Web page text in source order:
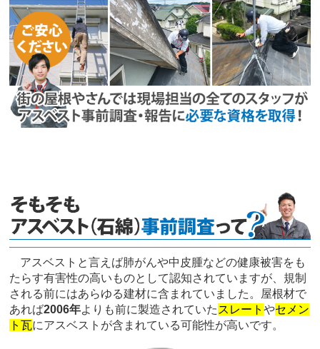
アスベストと言えば肺がんや中皮腫などの健康被害をも
たらす有害性の高いものとして認知されていますが、規制
される前にはあらゆる建材に含まれていました。屋根材で
あれば2006年よりも前に製造されていた スレートやセメン
ト瓦にアスベストが含まれている可能性が高いです。